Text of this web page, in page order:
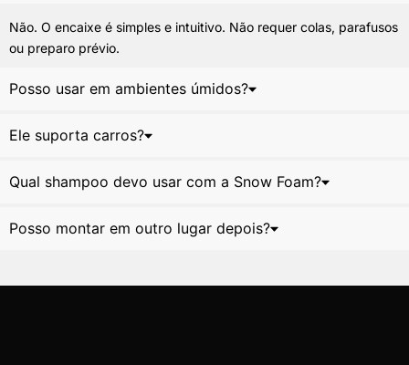
Não. O encaixe é simples e intuitivo. Não requer colas, parafusos
ou preparo prévio.
Posso usar em ambientes úmidos?
Ele suporta carros?
Qual shampoo devo usar com a Snow Foam?
Posso montar em outro lugar depois?